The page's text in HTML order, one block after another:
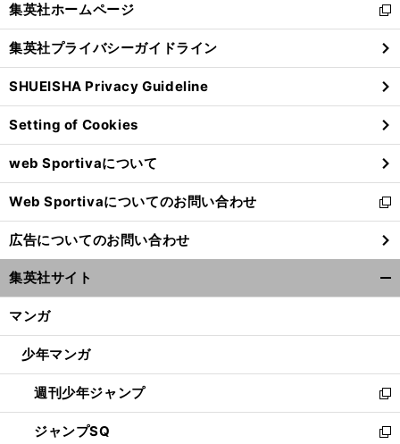
閉
る
集英社ホームページ
新
し
い
ウ
ィ
ン
ド
ウ
で
開
く
集英社プライバシーガイドライン
SHUEISHA Privacy Guideline
Setting of Cookies
web Sportivaについて
Web Sportivaについてのお問い合わせ
新
し
い
ウ
ィ
ン
ウ
開
く
広告についてのお問い合わせ
集英社サイト
マンガ
少年マンガ
週刊少年ジャンプ
新
し
い
ジャンプSQ
新